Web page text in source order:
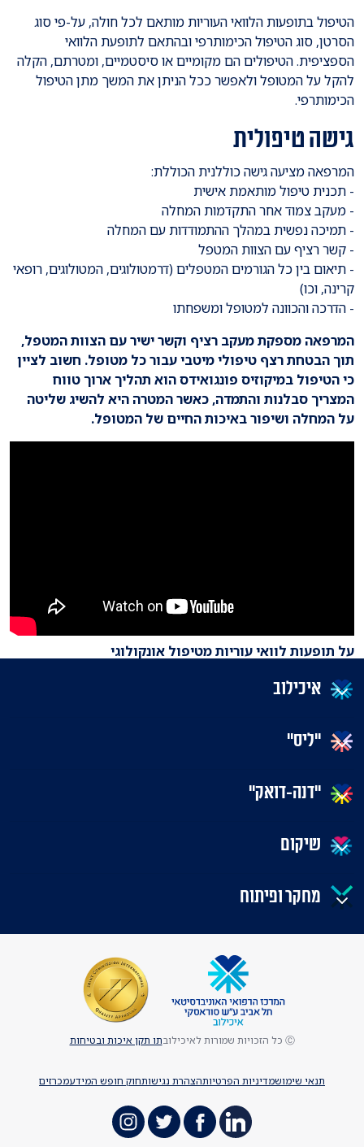
הטיפול בתופעות הלוואי העוריות מותאם לכל חולה, על-פי סוג
הסרטן, סוג הטיפול הכימותרפי ובהתאם לתופעת הלוואי
הספציפית. הטיפולים הם מקומיים או סיסטמיים, ומטרתם, הקלה
להקל על המטופל ולאפשר ככל הניתן את המשך מתן הטיפול
הכימותרפי.
גישה טיפולית
המרפאה מציעה גישה כוללנית הכוללת:
- תכנית טיפול מותאמת אישית
- מעקב צמוד אחר התקדמות המחלה
- תמיכה נפשית במהלך ההתמודדות עם המחלה
- קשר רציף עם הצוות המטפל
- תיאום בין כל הגורמים המטפלים (דרמטולוגים, המטולוגים, רופאי
קרינה, וכו)
- הדרכה והכוונה למטופל ומשפחתו
המרפאה מספקת מעקב רציף וקשר ישיר עם הצוות המטפל,
תוך הבטחת רצף טיפולי מיטבי עבור כל מטופל. חשוב לציין
כי הטיפול במיקוזיס פונגואידס הוא תהליך ארוך טווח
המצריך סבלנות והתמדה, כאשר המטרה היא להשיג שליטה
על המחלה ושיפור באיכות החיים של המטופל.
על תופעות לוואי עוריות מטיפול אונקולוגי
איכילוב
"ליס"
"דנה-דואק"
שיקום
מחקר ופיתוח
תנאי שימושמדיניות הפרטיותהצהרת נגישותחוק חופש המידעמכרזים
Ⓒ כל הזכויות שמורות לאיכילוב תו תקן איכות ובטיחות